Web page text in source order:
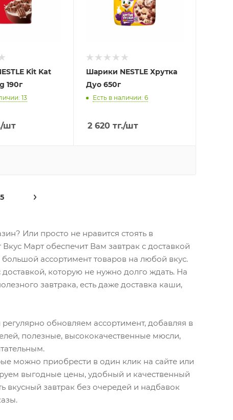
Kit Kat
190г
13
/шт
Шарики NESTLE Хрутка
Дуо 650г
Есть в наличии: 6
2 620тг./шт
5
Или просто не нравится стоять в
Март обеспечит Вам завтрак с доставкой
ассортимент товаров на любой вкус.
которую не нужно долго ждать. На
завтрака, есть даже доставка каши,
обновляем ассортимент, добавляя в
полезные, высококачественные мюсли,
можно приобрести в один клик на сайте или
выгодные цены, удобный и качественный
вкусный завтрак без очередей и надбавок